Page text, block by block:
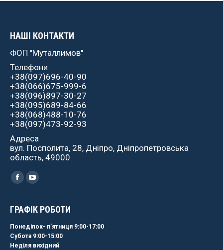
НАШІ КОНТАКТИ
ФОП "Муталлимов"
Телефони
+38(097)696-40-90
+38(066)675-999-6
+38(096)897-30-27
+38(095)689-84-66
+38(068)488-10-76
+38(097)473-92-93
Адреса
вул. Посполита, 28, Дніпро, Дніпропетровська
область, 49000
Найдите нас:
Facebook
YouTube
ГРАФІК РОБОТИ
Понеділок- пʼятниця 9:00-17:00
Субота 9:00-15:00
Неділя вихідний